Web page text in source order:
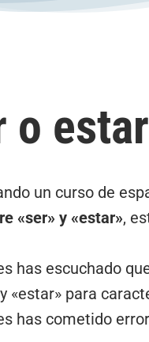
o
un curso de
«ser» y «estar»,
has escuchado
«estar» para
has cometido